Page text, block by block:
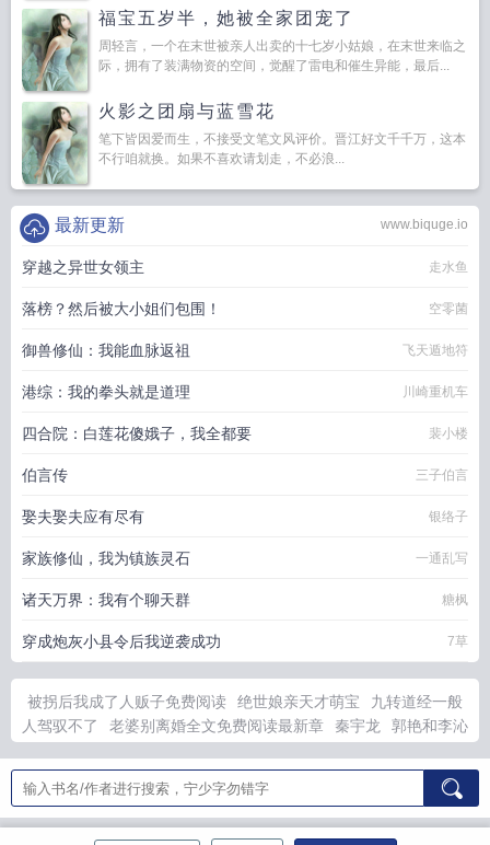
福宝五岁半，她被全家团宠了
周轻言，一个在末世被亲人出卖的十七岁小姑娘，在末世来临之
际，拥有了装满物资的空间，觉醒了雷电和催生异能，最后...
火影之团扇与蓝雪花
笔下皆因爱而生，不接受文笔文风评价。晋江好文千千万，这本
不行咱就换。如果不喜欢请划走，不必浪...
www.biquge.io
最新更新
穿越之异世女领主 走水鱼
落榜？然后被大小姐们包围！ 空零菌
御兽修仙：我能血脉返祖 飞天遁地符
港综：我的拳头就是道理 川崎重机车
四合院：白莲花傻娥子，我全都要 裴小楼
伯言传 三子伯言
娶夫娶夫应有尽有 银络子
家族修仙，我为镇族灵石 一通乱写
诸天万界：我有个聊天群 糖枫
穿成炮灰小县令后我逆袭成功 7草
被拐后我成了人贩子免费阅读 绝世娘亲天才萌宝
九转道经一般
人驾驭不了
老婆别离婚全文免费阅读最新章 秦宇龙
郭艳和李沁
娘亲不好惹短剧免费观看
郭沁丈夫
被拐后我被暴君娇养了免费
阅读萧衍
老婆别绞免费阅读全文最新章节
九转道经练成会怎样
恶毒女配by咸鱼崽崽免费阅读
郭沁怡
恶毒女配破坏日常 鱼冻冻